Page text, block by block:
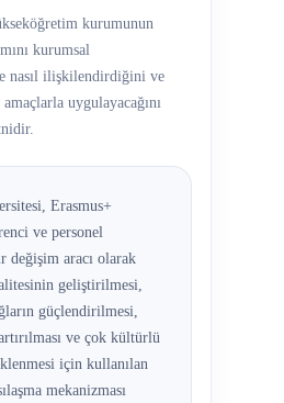
kurumunun
kurumsal
nasıl ilişkilendirdiğini ve
uygulayacağını
Erasmus+
ve personel
değişim aracı olarak
geliştirilmesi,
güçlendirilmesi,
ve çok kültürlü
için kullanılan
mekanizması